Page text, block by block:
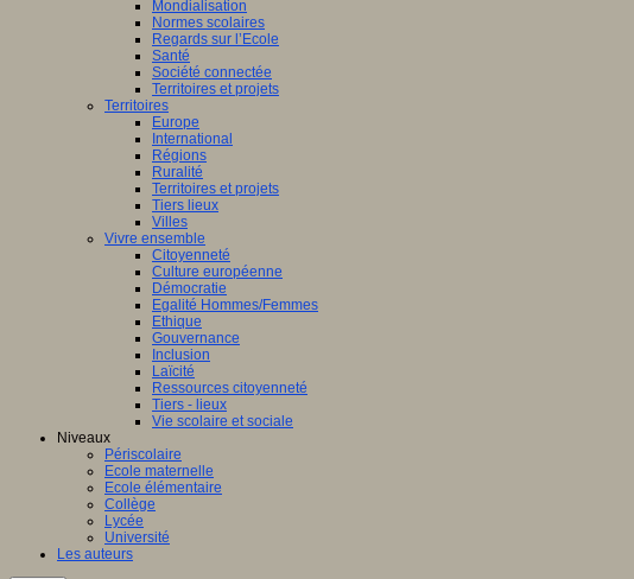
Mondialisation
Normes scolaires
Regards sur l’Ecole
Santé
Société connectée
Territoires et projets
Territoires
Europe
International
Régions
Ruralité
Territoires et projets
Tiers lieux
Villes
Vivre ensemble
Citoyenneté
Culture européenne
Démocratie
Egalité Hommes/Femmes
Ethique
Gouvernance
Inclusion
Laïcité
Ressources citoyenneté
Tiers - lieux
Vie scolaire et sociale
Niveaux
Périscolaire
Ecole maternelle
Ecole élémentaire
Collège
Lycée
Université
Les auteurs